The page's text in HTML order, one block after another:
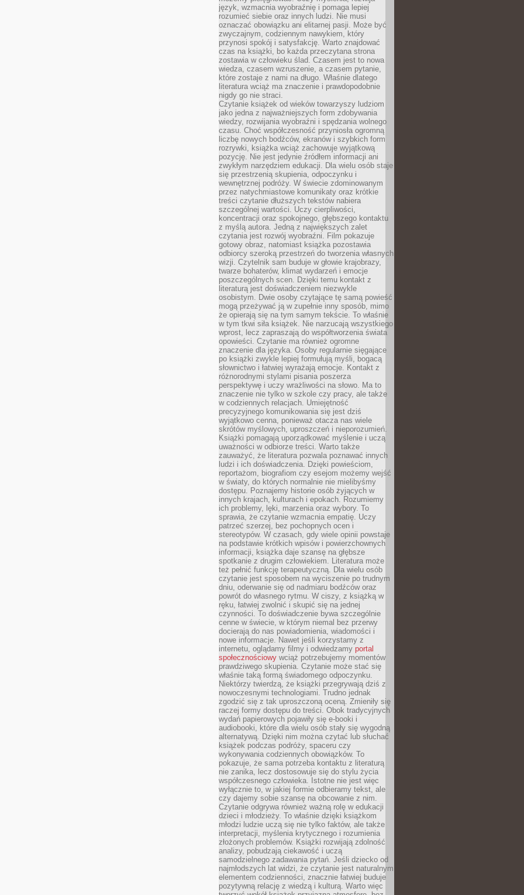
język, wzmacnia wyobraźnię i pomaga lepiej
rozumieć siebie oraz innych ludzi. Nie musi
oznaczać obowiązku ani elitarnej pasji. Może być
zwyczajnym, codziennym nawykiem, który
przynosi spokój i satysfakcję. Warto znajdować
czas na książki, bo każda przeczytana strona
zostawia w człowieku ślad. Czasem jest to nowa
wiedza, czasem wzruszenie, a czasem pytanie,
które zostaje z nami na długo. Właśnie dlatego
literatura wciąż ma znaczenie i prawdopodobnie
nigdy go nie straci.
Czytanie książek od wieków towarzyszy ludziom
jako jedna z najważniejszych form zdobywania
wiedzy, rozwijania wyobraźni i spędzania wolnego
czasu. Choć współczesność przyniosła ogromną
liczbę nowych bodźców, ekranów i szybkich form
rozrywki, książka wciąż zachowuje wyjątkową
pozycję. Nie jest jedynie źródłem informacji ani
zwykłym narzędziem edukacji. Dla wielu osób staje
się przestrzenią skupienia, odpoczynku i
wewnętrznej podróży. W świecie zdominowanym
przez natychmiastowe komunikaty oraz krótkie
treści czytanie dłuższych tekstów nabiera
szczególnej wartości. Uczy cierpliwości,
koncentracji oraz spokojnego, głębszego kontaktu
z myślą autora. Jedną z największych zalet
czytania jest rozwój wyobraźni. Film pokazuje
gotowy obraz, natomiast książka pozostawia
odbiorcy szeroką przestrzeń do tworzenia własnych
wizji. Czytelnik sam buduje w głowie krajobrazy,
twarze bohaterów, klimat wydarzeń i emocje
poszczególnych scen. Dzięki temu kontakt z
literaturą jest doświadczeniem niezwykle
osobistym. Dwie osoby czytające tę samą powieść
mogą przeżywać ją w zupełnie inny sposób, mimo
że opierają się na tym samym tekście. To właśnie
w tym tkwi siła książek. Nie narzucają wszystkiego
wprost, lecz zapraszają do współtworzenia świata
opowieści. Czytanie ma również ogromne
znaczenie dla języka. Osoby regularnie sięgające
po książki zwykle lepiej formułują myśli, bogacą
słownictwo i łatwiej wyrażają emocje. Kontakt z
różnorodnymi stylami pisania poszerza
perspektywę i uczy wrażliwości na słowo. Ma to
znaczenie nie tylko w szkole czy pracy, ale także
w codziennych relacjach. Umiejętność
precyzyjnego komunikowania się jest dziś
wyjątkowo cenna, ponieważ otacza nas wiele
skrótów myślowych, uproszczeń i nieporozumień.
Książki pomagają uporządkować myślenie i uczą
uważności w odbiorze treści. Warto także
zauważyć, że literatura pozwala poznawać innych
ludzi i ich doświadczenia. Dzięki powieściom,
reportażom, biografiom czy esejom możemy wejść
w światy, do których normalnie nie mielibyśmy
dostępu. Poznajemy historie osób żyjących w
innych krajach, kulturach i epokach. Rozumiemy
ich problemy, lęki, marzenia oraz wybory. To
sprawia, że czytanie wzmacnia empatię. Uczy
patrzeć szerzej, bez pochopnych ocen i
stereotypów. W czasach, gdy wiele opinii powstaje
na podstawie krótkich wpisów i powierzchownych
informacji, książka daje szansę na głębsze
spotkanie z drugim człowiekiem. Literatura może
też pełnić funkcję terapeutyczną. Dla wielu osób
czytanie jest sposobem na wyciszenie po trudnym
dniu, oderwanie się od nadmiaru bodźców oraz
powrót do własnego rytmu. W ciszy, z książką w
ręku, łatwiej zwolnić i skupić się na jednej
czynności. To doświadczenie bywa szczególnie
cenne w świecie, w którym niemal bez przerwy
docierają do nas powiadomienia, wiadomości i
nowe informacje. Nawet jeśli korzystamy z
internetu, oglądamy filmy i odwiedzamy portal
społecznościowy wciąż potrzebujemy momentów
prawdziwego skupienia. Czytanie może stać się
właśnie taką formą świadomego odpoczynku.
Niektórzy twierdzą, że książki przegrywają dziś z
nowoczesnymi technologiami. Trudno jednak
zgodzić się z tak uproszczoną oceną. Zmieniły się
raczej formy dostępu do treści. Obok tradycyjnych
wydań papierowych pojawiły się e-booki i
audiobooki, które dla wielu osób stały się wygodną
alternatywą. Dzięki nim można czytać lub słuchać
książek podczas podróży, spaceru czy
wykonywania codziennych obowiązków. To
pokazuje, że sama potrzeba kontaktu z literaturą
nie zanika, lecz dostosowuje się do stylu życia
współczesnego człowieka. Istotne nie jest więc
wyłącznie to, w jakiej formie odbieramy tekst, ale
czy dajemy sobie szansę na obcowanie z nim.
Czytanie odgrywa również ważną rolę w edukacji
dzieci i młodzieży. To właśnie dzięki książkom
młodzi ludzie uczą się nie tylko faktów, ale także
interpretacji, myślenia krytycznego i rozumienia
złożonych problemów. Książki rozwijają zdolność
analizy, pobudzają ciekawość i uczą
samodzielnego zadawania pytań. Jeśli dziecko od
najmłodszych lat widzi, że czytanie jest naturalnym
elementem codzienności, znacznie łatwiej buduje
pozytywną relację z wiedzą i kulturą. Warto więc